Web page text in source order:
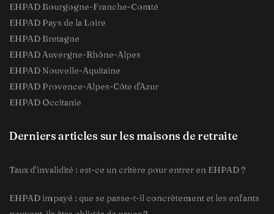
EHPAD Bourgogne-Franche-Comté
EHPAD Pays de la Loire
EHPAD Bretagne
EHPAD Auvergne-Rhône-Alpes
EHPAD Nouvelle-Aquitaine
EHPAD Provence-Alpes-Côte d'Azur
EHPAD Occitanie
Derniers articles sur les maisons de retraite
Taux d’invalidité : est-ce un critère pour entrer en EHPAD ?
EHPAD impayé : que se passe-t-il concrètement et les enfants